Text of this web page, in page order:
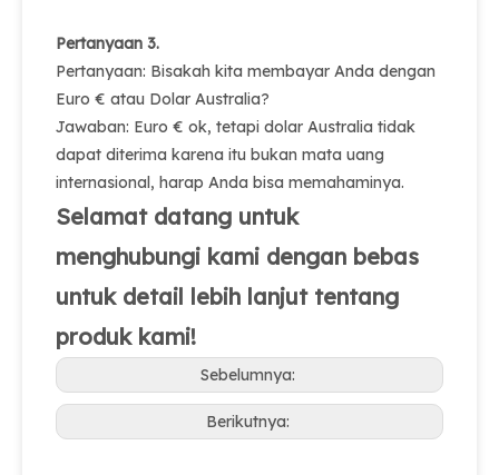
Pertanyaan 3.
Pertanyaan: Bisakah kita membayar Anda dengan
Euro € atau Dolar Australia?
Jawaban: Euro € ok, tetapi dolar Australia tidak
dapat diterima karena itu bukan mata uang
internasional, harap Anda bisa memahaminya.
Selamat datang untuk
menghubungi kami dengan bebas
untuk detail lebih lanjut tentang
produk kami!
Sebelumnya:
Berikutnya: